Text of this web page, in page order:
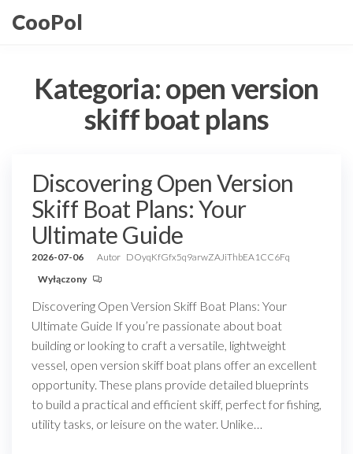
doCooPol
Kategoria:open version
skiff boat plans
Discovering Open Version
Skiff Boat Plans: Your
Ultimate Guide
2026-07-06 Autor DOyqKfGfx5q9arwZAJiThbEA1CC6Fq
Wyłączony
Discovering Open Version Skiff Boat Plans: Your
Ultimate Guide If you’re passionate about boat
building or looking to craft a versatile, lightweight
vessel, open version skiff boat plans offer an excellent
opportunity. These plans provide detailed blueprints
to build a practical and efficient skiff, perfect for fishing,
utility tasks, or leisure on the water. Unlike…